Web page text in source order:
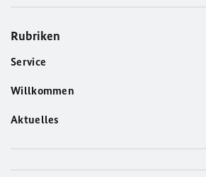
Rubriken
Service
Willkommen
Aktuelles